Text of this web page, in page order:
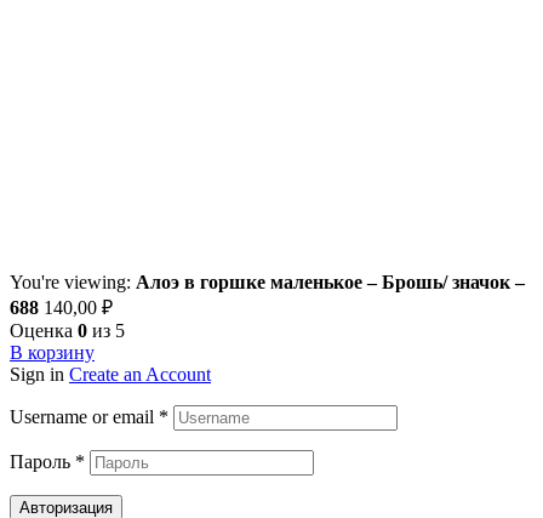
You're viewing: Алоэ в горшке маленькое – Брошь/ значок –
688 140,00 ₽
Оценка 0 из 5
В корзину
Sign in Create an Account
Username or email *
Пароль *
Авторизация